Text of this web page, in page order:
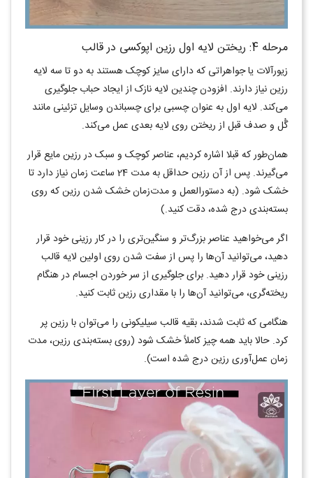
مرحله 4: ریختن لایه اول رزین اپوکسی در قالب
زیورآلات یا جواهراتی که دارای سایز کوچک هستند به دو تا سه لایه
رزین نیاز دارند. افزودن چندین لایه نازک از ایجاد حباب جلوگیری
می‌کند. لایه اول به عنوان چسبی برای چسباندن وسایل تزئینی مانند
گُل و صدف قبل از ریختن روی لایه بعدی عمل می‌کند.
همان‌طور که قبلا اشاره کردیم، عناصر کوچک و سبک در رزین مایع قرار
می‌گیرند. پس از آن رزین حداقل به مدت 24 ساعت زمان نیاز دارد تا
خشک شود. (به دستورالعمل و مدت‌زمان خشک شدن رزین که روی
بسته‌بندی درج شده، دقت کنید.)
اگر می‌خواهید عناصر بزرگ‌تر و سنگین‌تری را در کار رزینی خود قرار
دهید، می‌توانید آن‌ها را پس از سفت شدن روی اولین لایه قالب
رزینی خود قرار دهید. برای جلوگیری از سر خوردن اجسام در هنگام
ریخته‌گری، می‌توانید آن‌ها را با مقداری رزین ثابت کنید.
هنگامی که ثابت شدند، بقیه قالب سیلیکونی را می‌توان با رزین پر
کرد. حالا باید همه چیز کاملاً خشک شود (روی بسته‌بندی رزین، مدت
زمان عمل‌آوری رزین درج شده است).